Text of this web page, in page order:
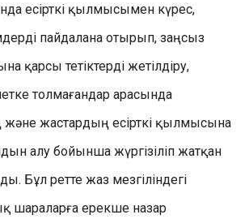
есірткі қылмысымен күрес,
пайдалана отырып, заңсыз
қарсы тетіктерді жетілдіру,
толмағандар арасында
жастардың есірткі қылмысына
алу бойынша жүргізіліп жатқан
Бұл ретте жаз мезгіліндегі
шараларға ерекше назар